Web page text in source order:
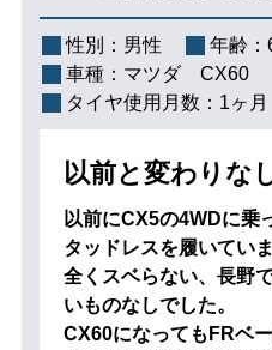
性別： 男性 年齢：
車種： マツダ CX60
タイヤ使用月数： 1ヶ月
以前と変わりな
以前にCX5の4WDに乗
タッドレスを履いてい
全くスベらない、長野
いものなしでした。
CX60になってもFRベ